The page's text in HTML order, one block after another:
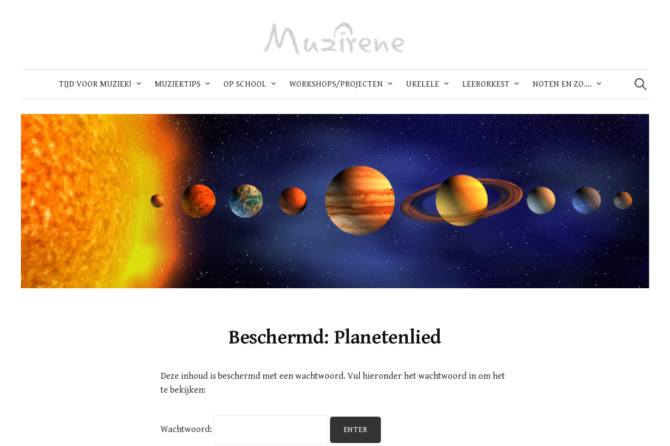
TIJD VOOR MUZIEK! MUZIEKTIPS OP SCHOOL WORKSHOPS/PROJECTEN UKELELE LEERORKEST NOTEN EN ZO….
naar:
Beschermd: Planetenlied
Deze inhoud is beschermd met een wachtwoord. Vul hieronder het wachtwoord in om het
te bekijken:
Wachtwoord: